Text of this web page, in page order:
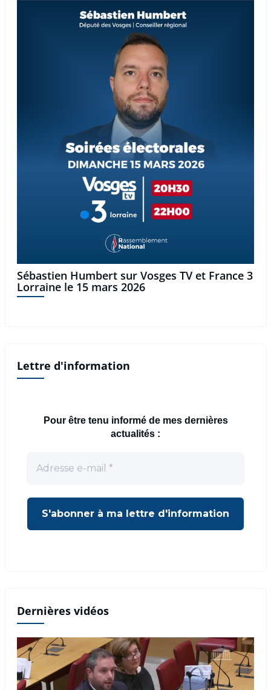
Sébastien Humbert sur Vosges TV et France 3
Lorraine le 15 mars 2026
Lettre d'information
Pour être tenu informé de mes dernières
actualités :
Dernières vidéos